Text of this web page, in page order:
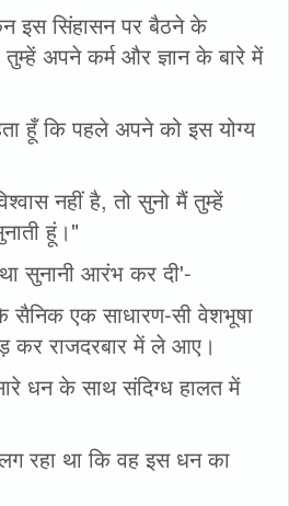
इस सिंहासन पर बैठने के
अपने कर्म और ज्ञान के बारे में
हूँ कि पहले अपने को इस योग्य
नहीं है, तो सुनो मैं तुम्हें
हूं।"
सुनानी आरंभ कर दी'-
सैनिक एक साधारण-सी वेशभूषा
राजदरबार में ले आए।
धन के साथ संदिग्ध हालत में
रहा था कि वह इस धन का